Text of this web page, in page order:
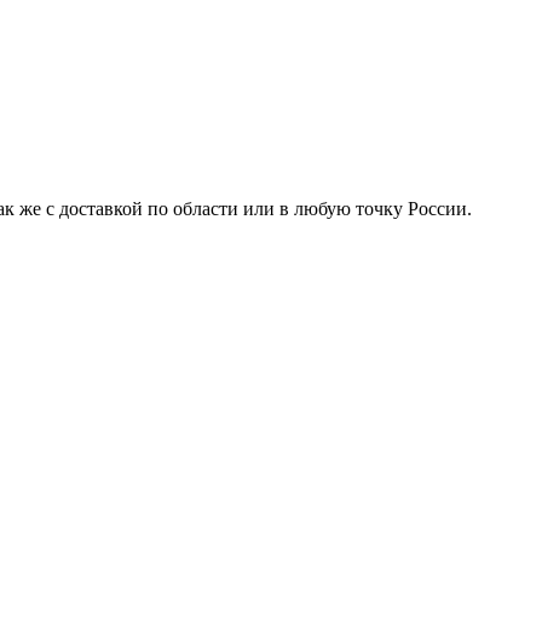
с доставкой по области или в любую точку России.